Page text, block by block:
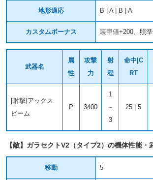
地形適応 B | A | B | A
カスタムボーナス 装甲値+200、照
武器名
属
性
攻撃
力
射
程
命中|C
RT
[射撃]アックス
ビーム
P 3400
1
～
3
25 | 5
【敵】ガラセクトV2（タイプ2）の機体性能・
移動 5